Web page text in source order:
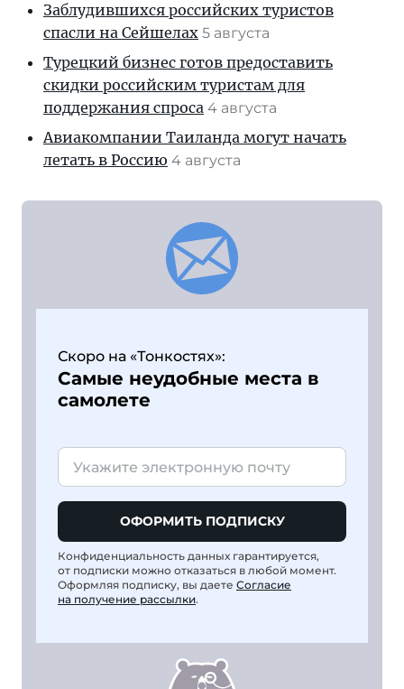
Заблудившихся российских туристов
спасли на Сейшелах 5 августа
Турецкий бизнес готов предоставить
скидки российским туристам для
поддержания спроса 4 августа
Авиакомпании Таиланда могут начать
летать в Россию 4 августа
Скоро на «Тонкостях»:
Самые неудобные места в
самолете
ОФОРМИТЬ ПОДПИСКУ
Конфиденциальность данных гарантируется,
от подписки можно отказаться в любой момент.
Оформляя подписку, вы даете Согласие
на получение рассылки.